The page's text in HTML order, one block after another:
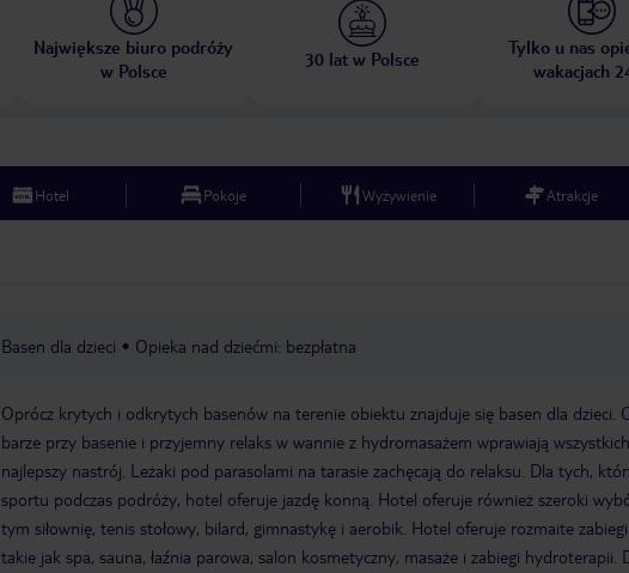
Największe biuro podróży
w Polsce
30 lat w Polsce
Tylko u nas
wakacjach
Hotel Pokoje Wyżywienie Atrakcje
Basen dla dzieci Opieka nad dziećmi: bezpłatna
Oprócz krytych i odkrytych basenów na terenie obiektu znajduje się basen dla dzieci.
barze przy basenie i przyjemny relaks w wannie z hydromasażem wprawiają
najlepszy nastrój. Leżaki pod parasolami na tarasie zachęcają do relaksu. Dla tych,
sportu podczas podróży, hotel oferuje jazdę konną. Hotel oferuje również szeroki
tym siłownię, tenis stołowy, bilard, gimnastykę i aerobik. Hotel oferuje rozmaite
takie jak spa, sauna, łaźnia parowa, salon kosmetyczny, masaże i zabiegi hydroterapii.